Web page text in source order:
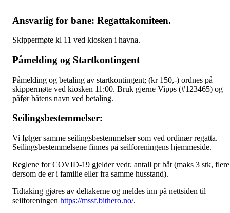
Ansvarlig for bane: Regattakomiteen.
Skippermøte kl 11 ved kiosken i havna.
Påmelding og Startkontingent
Påmelding og betaling av startkontingent; (kr 150,-) ordnes på
skippermøte ved kiosken 11:00. Bruk gjerne Vipps (#123465) og
påfør båtens navn ved betaling.
Seilingsbestemmelser:
Vi følger samme seilingsbestemmelser som ved ordinær regatta.
Seilingsbestemmelsene finnes på seilforeningens hjemmeside.
Reglene for COVID-19 gjelder vedr. antall pr båt (maks 3 stk, flere
dersom de er i familie eller fra samme husstand).
Tidtaking gjøres av deltakerne og meldes inn på nettsiden til
seilforeningen https://mssf.bithero.no/.